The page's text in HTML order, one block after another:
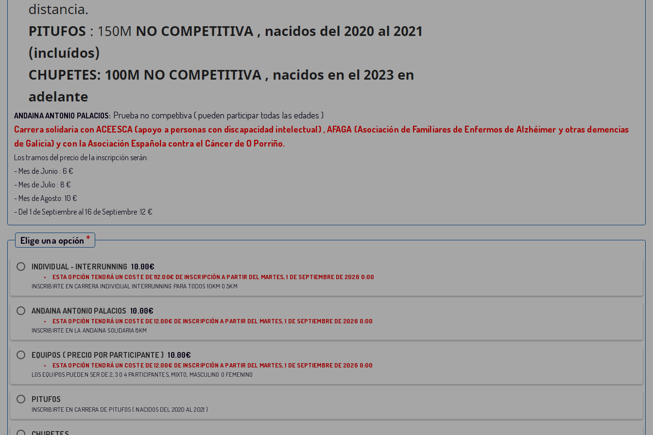
ANDAINA ANTONIO PALACIOS: Prueba no competitiva ( pueden participar todas las edades )
Carrera solidaria con ACEESCA (apoyo a personas con discapacidad intelectual) , AFAGA (Asociación de Familiares de Enfermos de Alzhéimer y otras demencias
de Galicia) y con la Asociación Española contra el Cáncer de O Porriño.
Los tramos del precio de la inscripción serán:
- Mes de Junio : 6 €
- Mes de Julio : 8 €
- Mes de Agosto: 10 €
- Del 1 de Septiembre al 16 de Septiembre :12 €
Elige una opción
INDIVIDUAL - INTERRUNNING 10.00€
• ESTA OPCIÓN TENDRÁ UN COSTE DE 112.00€ DE INSCRIPCIÓN A PARTIR DEL MARTES, 1 DE SEPTIEMBRE DE 2026 0:00
INSCRIBIRTE EN CARRERA INDIVIDUAL INTERRUNNING PARA TODOS 10KM O 5KM
ANDAINA ANTONIO PALACIOS 10.00€
• ESTA OPCIÓN TENDRÁ UN COSTE DE 12.00€ DE INSCRIPCIÓN A PARTIR DEL MARTES, 1 DE SEPTIEMBRE DE 2026 0:00
INSCRIBIRTE EN LA ANDAINA SOLIDARIA 8KM
EQUIPOS ( PRECIO POR PARTICIPANTE ) 10.00€
• ESTA OPCIÓN TENDRÁ UN COSTE DE 12.00€ DE INSCRIPCIÓN A PARTIR DEL MARTES, 1 DE SEPTIEMBRE DE 2026 0:00
LOS EQUIPOS PUEDEN SER DE 2, 3 O 4 PARTICIPANTES, MIXTO, MASCULINO O FEMENINO
PITUFOS
INSCRIBIRTE EN CARRERA DE PITUFOS ( NACIDOS DEL 2020 AL 2021 )